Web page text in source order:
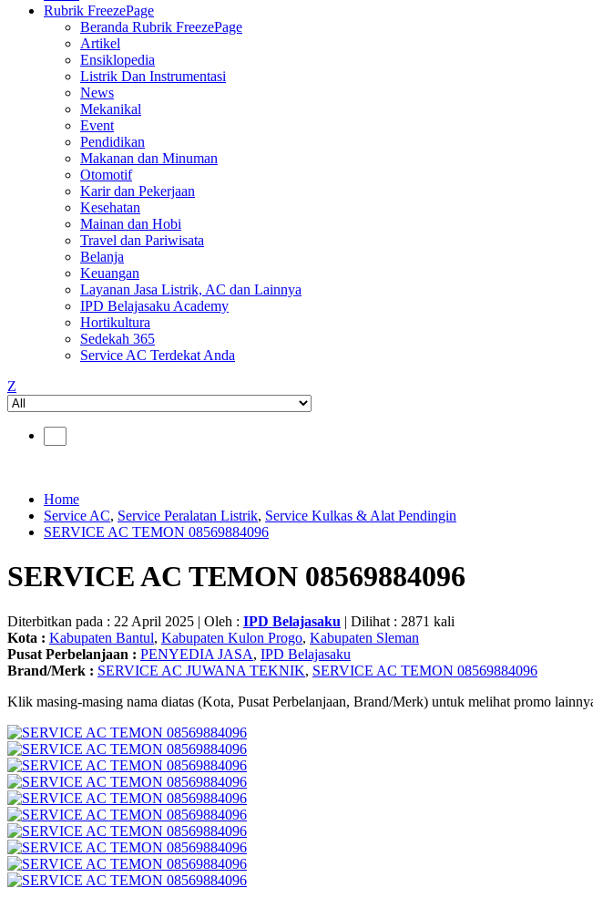
Rubrik FreezePage
Beranda Rubrik FreezePage
Artikel
Ensiklopedia
Listrik Dan Instrumentasi
News
Mekanikal
Event
Pendidikan
Makanan dan Minuman
Otomotif
Karir dan Pekerjaan
Kesehatan
Mainan dan Hobi
Travel dan Pariwisata
Belanja
Keuangan
Layanan Jasa Listrik, AC dan Lainnya
IPD Belajasaku Academy
Hortikultura
Sedekah 365
Service AC Terdekat Anda
Z
Home
Service AC, Service Peralatan Listrik, Service Kulkas & Alat Pendingin
SERVICE AC TEMON 08569884096
SERVICE AC TEMON 08569884096
Diterbitkan pada : 22 April 2025 | Oleh : IPD Belajasaku | Dilihat : 2871 kali
Kota : Kabupaten Bantul, Kabupaten Kulon Progo, Kabupaten Sleman
Pusat Perbelanjaan : PENYEDIA JASA, IPD Belajasaku
Brand/Merk : SERVICE AC JUWANA TEKNIK, SERVICE AC TEMON 08569884096
Klik masing-masing nama diatas (Kota, Pusat Perbelanjaan, Brand/Merk) untuk melihat promo